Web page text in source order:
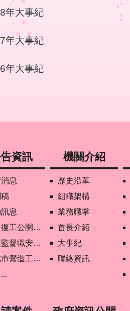
年大事紀
年大事紀
年大事紀
資訊
息
息
公開資訊查詢
督職安地圖
理稽核施行專區及聯盟定期會議相關資料
機關介紹
歷史沿革
組織架構
業務職掌
首長介紹
大事紀
聯絡資訊